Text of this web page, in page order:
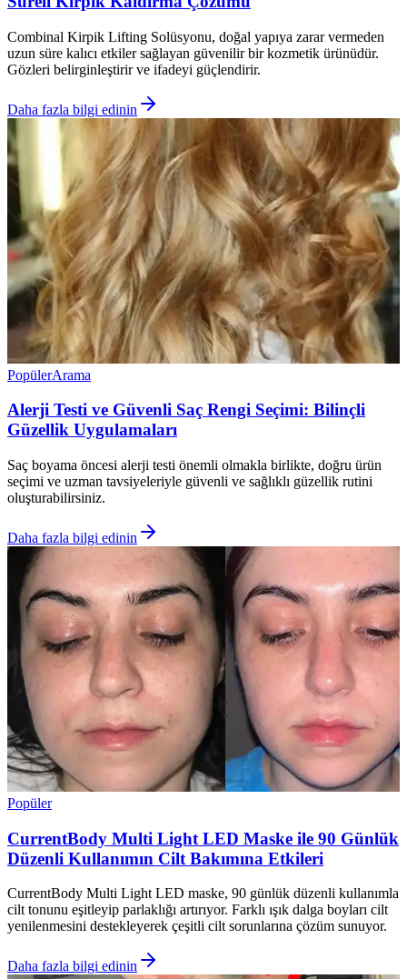
Combinal Kirpik Lifting Solüsyonu, doğal yapıya zarar vermeden
uzun süre kalıcı etkiler sağlayan güvenilir bir kozmetik ürünüdür.
Gözleri belirginleştirir ve ifadeyi güçlendirir.
Daha fazla bilgi edinin
PopülerArama
Alerji Testi ve Güvenli Saç Rengi Seçimi: Bilinçli
Güzellik Uygulamaları
Saç boyama öncesi alerji testi önemli olmakla birlikte, doğru ürün
seçimi ve uzman tavsiyeleriyle güvenli ve sağlıklı güzellik rutini
oluşturabilirsiniz.
Daha fazla bilgi edinin
Popüler
CurrentBody Multi Light LED Maske ile 90 Günlük
Düzenli Kullanımın Cilt Bakımına Etkileri
CurrentBody Multi Light LED maske, 90 günlük düzenli kullanımla
cilt tonunu eşitleyip parlaklığı artırıyor. Farklı ışık dalga boyları cilt
yenilenmesini destekleyerek çeşitli cilt sorunlarına çözüm sunuyor.
Daha fazla bilgi edinin